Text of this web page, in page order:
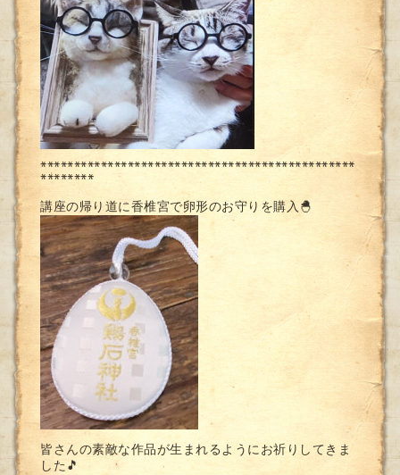
***********************************************
********
講座の帰り道に香椎宮で卵形のお守りを購入🐣
皆さんの素敵な作品が生まれるようにお祈りしてきま
した🎵